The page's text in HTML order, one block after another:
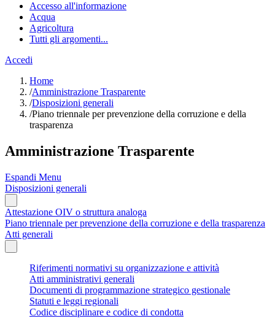
Accesso all'informazione
Acqua
Agricoltura
Tutti gli argomenti...
Accedi
Home
/Amministrazione Trasparente
/Disposizioni generali
/Piano triennale per prevenzione della corruzione e della
trasparenza
Amministrazione Trasparente
Espandi Menu
Disposizioni generali
Attestazione OIV o struttura analoga
Piano triennale per prevenzione della corruzione e della trasparenza
Atti generali
Riferimenti normativi su organizzazione e attività
Atti amministrativi generali
Documenti di programmazione strategico gestionale
Statuti e leggi regionali
Codice disciplinare e codice di condotta